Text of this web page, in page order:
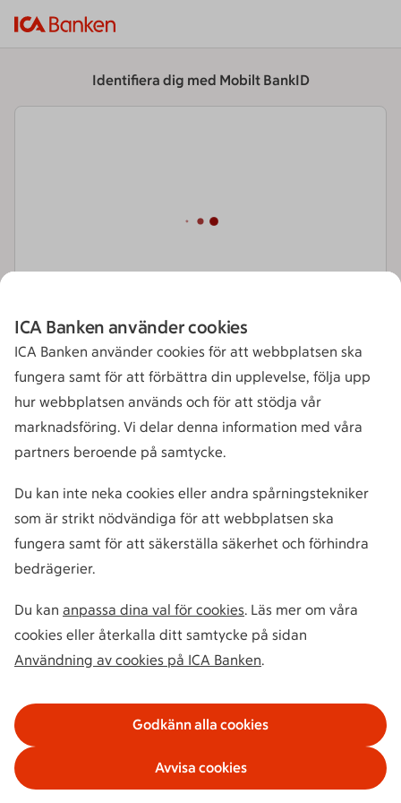
ICA Banken använder cookies
ICA Banken använder cookies för att webbplatsen ska
fungera samt för att förbättra din upplevelse, följa upp
hur webbplatsen används och för att stödja vår
marknadsföring. Vi delar denna information med våra
partners beroende på samtycke.
Du kan inte neka cookies eller andra spårningstekniker
som är strikt nödvändiga för att webbplatsen ska
fungera samt för att säkerställa säkerhet och förhindra
bedrägerier.
Du kan anpassa dina val för cookies. Läs mer om våra
cookies eller återkalla ditt samtycke på sidan
Användning av cookies på ICA Banken.
Godkänn alla cookies
Avvisa cookies
Identifiera dig med Mobilt BankID
Till startsidanHjälp att logga in
Så behandlar vi dina personuppgifter